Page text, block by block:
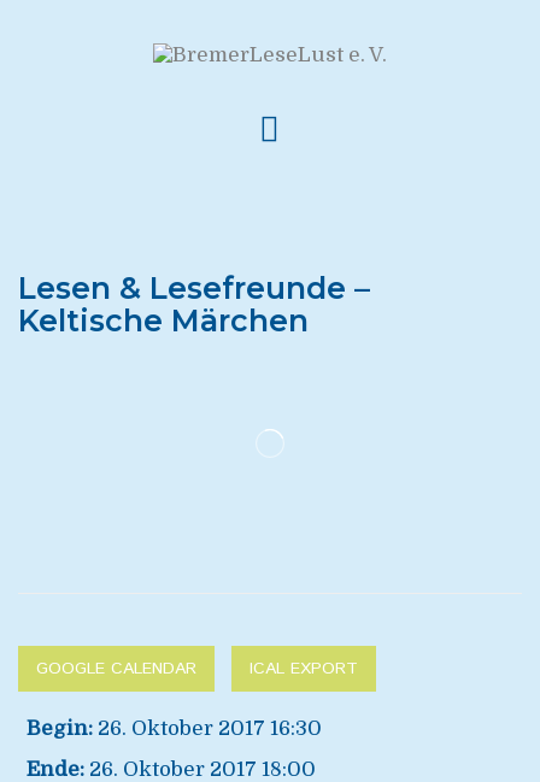
Lesen & Lesefreunde –
Keltische Märchen
GOOGLE CALENDAR ICAL EXPORT
Begin: 26. Oktober 2017 16:30
Ende: 26. Oktober 2017 18:00